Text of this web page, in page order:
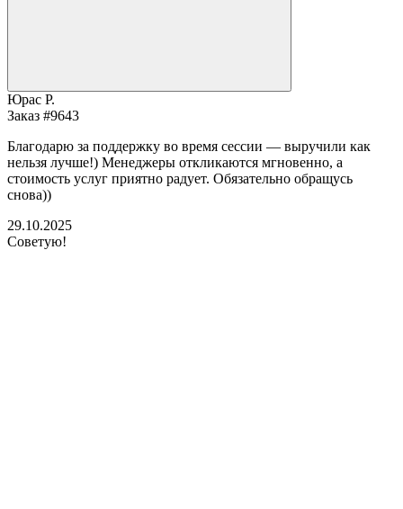
Юрас Р.
Заказ #9643
Благодарю за поддержку во время сессии — выручили как
нельзя лучше!) Менеджеры откликаются мгновенно, а
стоимость услуг приятно радует. Обязательно обращусь
снова))
29.10.2025
Советую!